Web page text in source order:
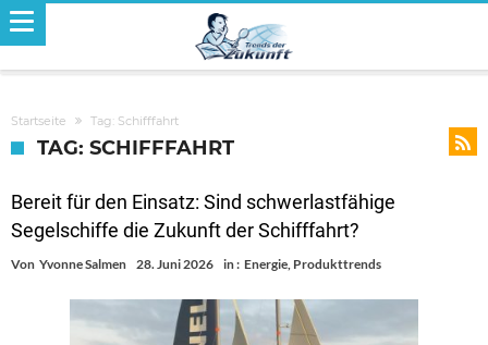
Startseite Tag: Schifffahrt
TAG: SCHIFFFAHRT
Bereit für den Einsatz: Sind schwerlastfähige
Segelschiffe die Zukunft der Schifffahrt?
Von Yvonne Salmen 28. Juni 2026 in : Energie Produkttrends